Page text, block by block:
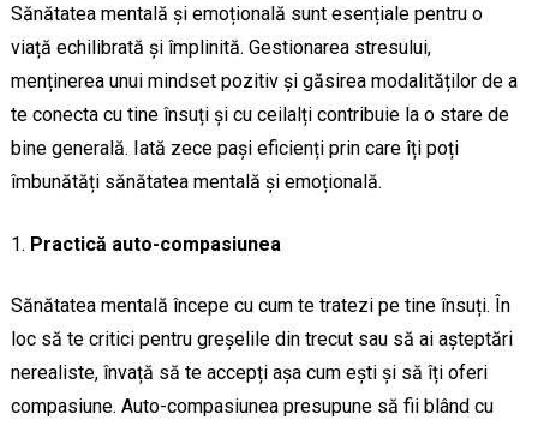
Sănătatea mentală și emoțională sunt esențiale pentru o
viață echilibrată și împlinită. Gestionarea stresului,
menținerea unui mindset pozitiv și găsirea modalităților de a
te conecta cu tine însuți și cu ceilalți contribuie la o stare de
bine generală. Iată zece pași eficienți prin care îți poți
îmbunătăți sănătatea mentală și emoțională.
Practică auto-compasiunea
Sănătatea mentală începe cu cum te tratezi pe tine însuți. În
loc să te critici pentru greșelile din trecut sau să ai așteptări
nerealiste, învață să te accepți așa cum ești și să îți oferi
compasiune. Auto-compasiunea presupune să fii blând cu